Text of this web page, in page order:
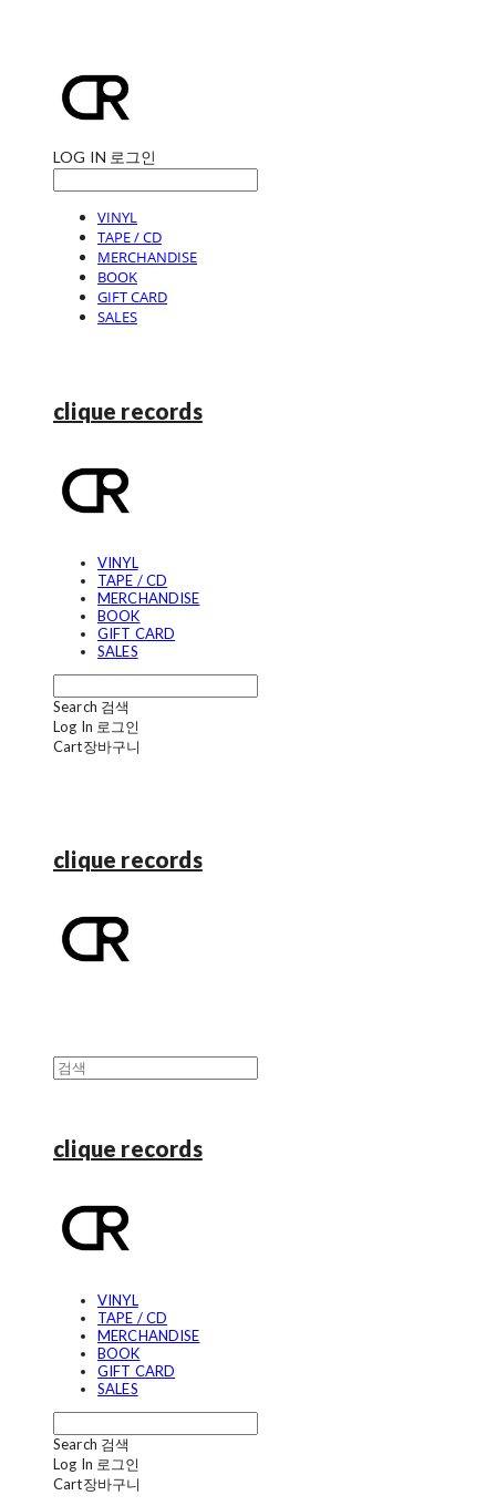
LOG IN 로그인
VINYL
TAPE / CD
MERCHANDISE
BOOK
GIFT CARD
SALES
clique records
VINYL
TAPE / CD
MERCHANDISE
BOOK
GIFT CARD
SALES
Search 검색
Log In 로그인
Cart장바구니
clique records
clique records
VINYL
TAPE / CD
MERCHANDISE
BOOK
GIFT CARD
SALES
Search 검색
Log In 로그인
Cart장바구니